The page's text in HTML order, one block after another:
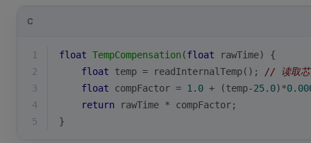
C
1 float TempCompensation(float rawTime)
{
2
float temp = readInternalTemp(); // 读取芯
3
float compFactor = 1.0 + (temp-25.0)*
4
return rawTime * compFactor;
5
}